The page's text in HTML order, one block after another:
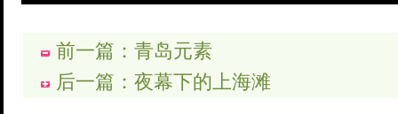
前一篇：青岛元素
后一篇：夜幕下的上海滩